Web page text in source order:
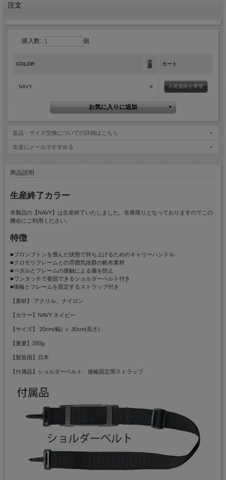
注文
購入数: 個
COLOR
在
庫
カート
NAVY × 入荷連絡を希望
返品・サイズ交換についての詳細はこちら
友達にメールですすめる
商品説明
生産終了カラー
本製品の【NAVY】は生産終了いたしました。在庫限りとなっておりますのでこの
機会にご利用ください。
特徴
■ブロンプトンを畳んだ状態で持ち上げるためのキャリーハンドル
■クロモリフレームとの雰囲気抜群の帆布素材
■ペダルとフレームの接触による傷を防止
■ワンタッチで着脱できるショルダーベルト付き
■後輪とフレームを固定するストラップ付き
【素材】 アクリル、ナイロン
【カラー】NAVY ネイビー
【サイズ】 20cm(幅) ｘ 30cm(長さ)
【重量】250g
【製造国】日本
【付属品】ショルダーベルト、後輪固定用ストラップ